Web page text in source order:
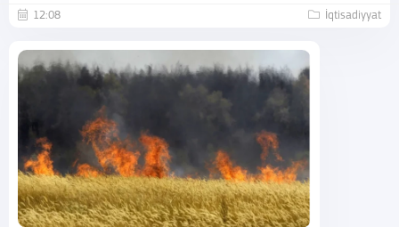
12:08 İqtisadiyyat